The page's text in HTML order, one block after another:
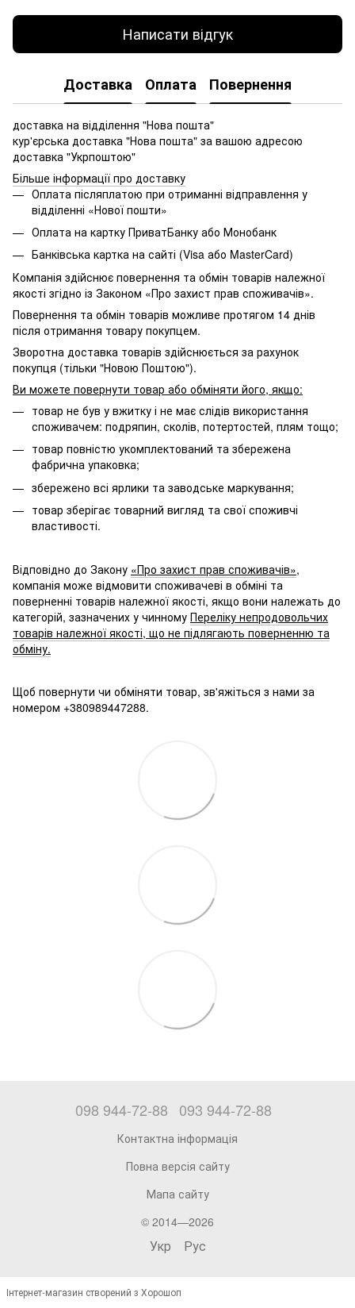
Написати відгук
Доставка Оплата Повернення
доставка на відділення "Нова пошта"
кур'єрська доставка "Нова пошта" за вашою адресою
доставка "Укрпоштою"
Більше інформації про доставку
Оплата післяплатою при отриманні відправлення у
відділенні «Нової пошти»
Оплата на картку ПриватБанку або Монобанк
Банківська картка на сайті (Visa або MasterCard)
Компанія здійснює повернення та обмін товарів належної
якості згідно із Законом «Про захист прав споживачів».
Повернення та обмін товарів можливе протягом 14 днів
після отримання товару покупцем.
Зворотна доставка товарів здійснюється за рахунок
покупця (тільки "Новою Поштою").
Ви можете повернути товар або обміняти його, якщо:
товар не був у вжитку і не має слідів використання
споживачем: подряпин, сколів, потертостей, плям тощо;
товар повністю укомплектований та збережена
фабрична упаковка;
збережено всі ярлики та заводське маркування;
товар зберігає товарний вигляд та свої споживчі
властивості.
Відповідно до Закону «Про захист прав споживачів»,
компанія може відмовити споживачеві в обміні та
поверненні товарів належної якості, якщо вони належать до
категорій, зазначених у чинному Переліку непродовольчих
товарів належної якості, що не підлягають поверненню та
обміну.
Щоб повернути чи обміняти товар, зв'яжіться з нами за
номером +380989447288.
098 944-72-88 093 944-72-88
Контактна інформація
Повна версія сайту
Мапа сайту
© 2014—2026
Укр Рус
Інтернет-магазин створений з Хорошоп